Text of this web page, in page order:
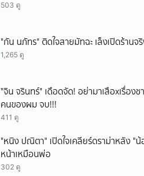
503 ดู
"กัน นภัทร" ติดใจสายมัทฉะ เล็งเปิดร้านจ
1,265 ดู
"จิน จรินทร์" เดือดจัด! อย่ามาเสือxเรื่อ
คนของผม จบ!!!
411 ดู
"หนิง ปณิตา" เปิดใจเคลียร์ดราม่าหลัง "
หน้าเหมือนพ่อ
302 ดู